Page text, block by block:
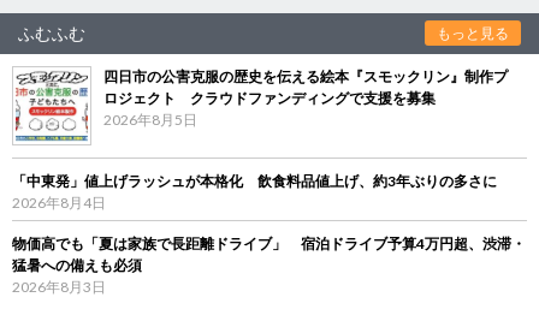
ふむふむ もっと見る
四日市の公害克服の歴史を伝える絵本『スモックリン』制作プ
ロジェクト クラウドファンディングで支援を募集
2026年8月5日
「中東発」値上げラッシュが本格化 飲食料品値上げ、約3年ぶりの多さに
2026年8月4日
物価高でも「夏は家族で長距離ドライブ」 宿泊ドライブ予算4万円超、渋滞・
猛暑への備えも必須
2026年8月3日